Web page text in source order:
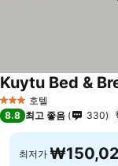
3 성급 호텔
Kuytu Bed &
8.8 최고 좋음 330
최저가